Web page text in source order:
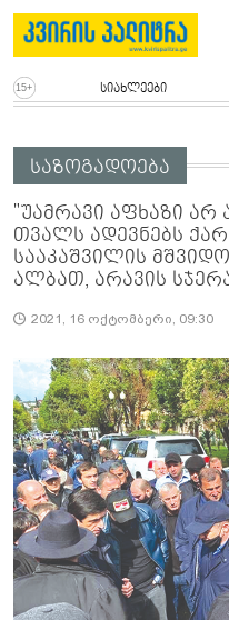
სიახლეები
საზოგადოება
"უამრავი აფხაზი არ
თვალს ადევნებს
სააკაშვილის
ალბათ, არავის
2021, 16 ოქტომბერი, 09:30